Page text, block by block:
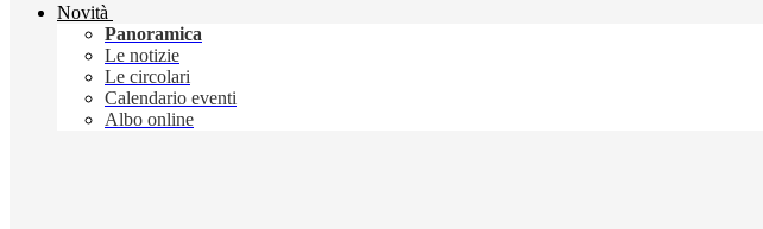
Novità
Panoramica
Le notizie
Le circolari
Calendario eventi
Albo online